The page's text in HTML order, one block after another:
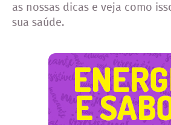
as nossas dicas e veja como
sua saúde.